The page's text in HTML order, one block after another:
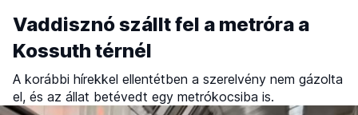
Vaddisznó szállt fel a metróra a
Kossuth térnél
A korábbi hírekkel ellentétben a szerelvény nem gázolta
el, és az állat betévedt egy metrókocsiba is.